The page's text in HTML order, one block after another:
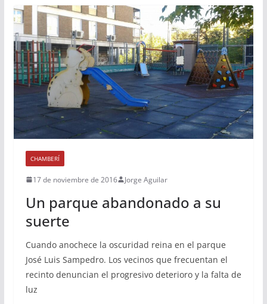
CHAMBERÍ
17 de noviembre de 2016 Jorge Aguilar
Un parque abandonado a su
suerte
Cuando anochece la oscuridad reina en el parque
José Luis Sampedro. Los vecinos que frecuentan el
recinto denuncian el progresivo deterioro y la falta de
luz